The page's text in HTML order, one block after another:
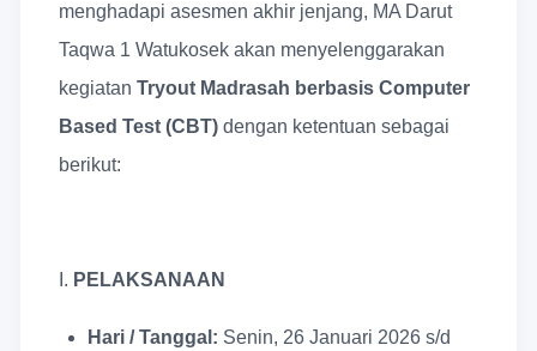
menghadapi asesmen akhir jenjang, MA Darut
Taqwa 1 Watukosek akan menyelenggarakan
kegiatan Tryout Madrasah berbasis Computer
Based Test (CBT) dengan ketentuan sebagai
berikut:
I. PELAKSANAAN
Hari / Tanggal: Senin, 26 Januari 2026 s/d